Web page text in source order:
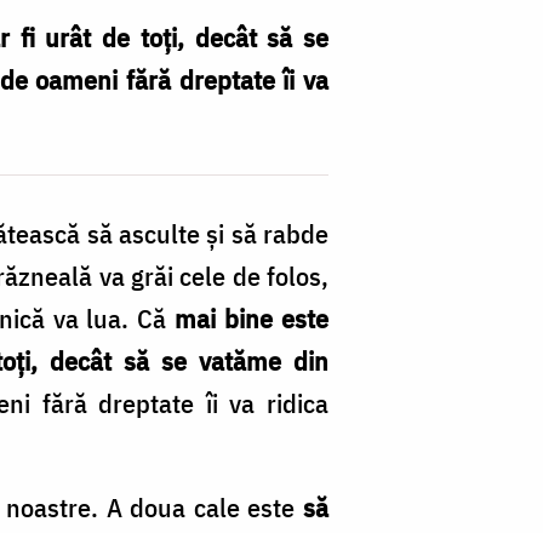
fi urât de toți, decât să se
oameni fără dreptate îi va
să asculte și să rabde
va grăi cele de folos,
va lua. Că mai bine este
decât să se vatăme din
fără dreptate îi va ridica
A doua cale estesă